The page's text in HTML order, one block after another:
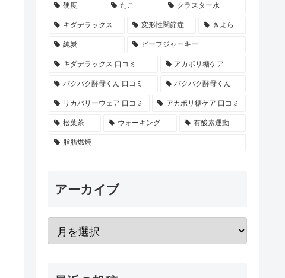
硬度 たこ クラスター水
キダデラックス 変形性関節症 きよら
純炭 ビーフジャーキー
キダデラックス 口コミ アカポリ糖ケア
パクパク酵母くん 口コミ パクパク酵母くん
リカバリーウェア 口コミ アカポリ糖ケア 口コミ
松葉茶 ウォーキング 有酸素運動
脂肪燃焼
アーカイブ